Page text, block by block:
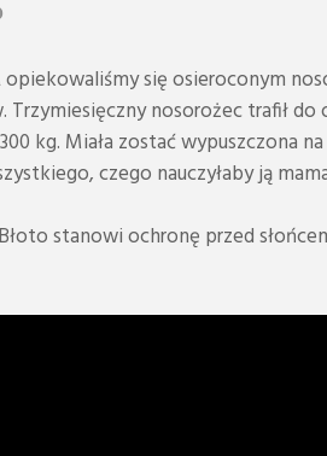
się osieroconym
nosorożec trafił
kg. Miała zostać wypuszczona
czego nauczyłaby ją
stanowi ochronę przed